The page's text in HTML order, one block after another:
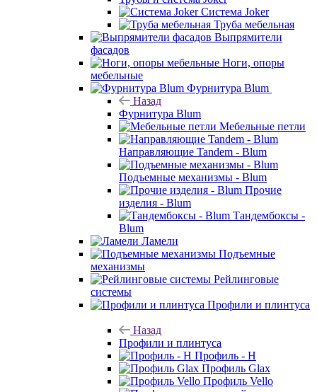
Система Joker
Труба мебельная
Выпрямители
фасадов
Ноги, опоры
мебельные
Фурнитура Blum
Назад
Фурнитура Blum
Мебельные петли
Направляющие Tandem - Blum
Подъемные механизмы - Blum
Прочие
изделия - Blum
Тандембоксы -
Blum
Ламели
Подъемные
механизмы
Рейлинговые
системы
Профили и плинтуса
Назад
Профили и плинтуса
Профиль - H
Профиль Glax
Профиль Vello